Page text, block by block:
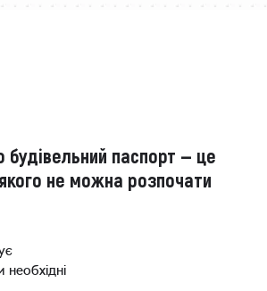
паспорт — це
не можна розпочати